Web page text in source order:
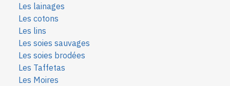
Les lainages
Les cotons
Les lins
Les soies sauvages
Les soies brodées
Les Taffetas
Les Moires